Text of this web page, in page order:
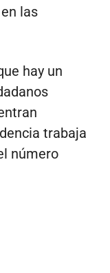
las
hay un
trabaja
número